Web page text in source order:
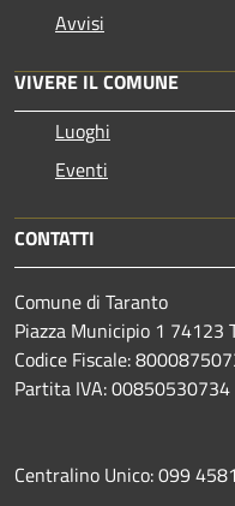
Avvisi
VIVERE IL COMUNE
Luoghi
Eventi
CONTATTI
Comune di Taranto
Piazza Municipio 1 74123
Codice Fiscale:
Partita IVA: 00850530734
Centralino Unico: 099